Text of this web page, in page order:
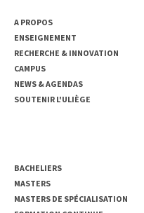
A PROPOS
ENSEIGNEMENT
RECHERCHE & INNOVATION
CAMPUS
NEWS & AGENDAS
SOUTENIR L'ULIÈGE
BACHELIERS
MASTERS
MASTERS DE SPÉCIALISATION